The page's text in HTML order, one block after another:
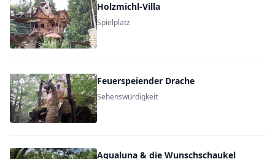
Holzmichl-Villa
Spielplatz
Feuerspeiender Drache
Sehenswürdigkeit
Aqualuna & die Wunschschaukel